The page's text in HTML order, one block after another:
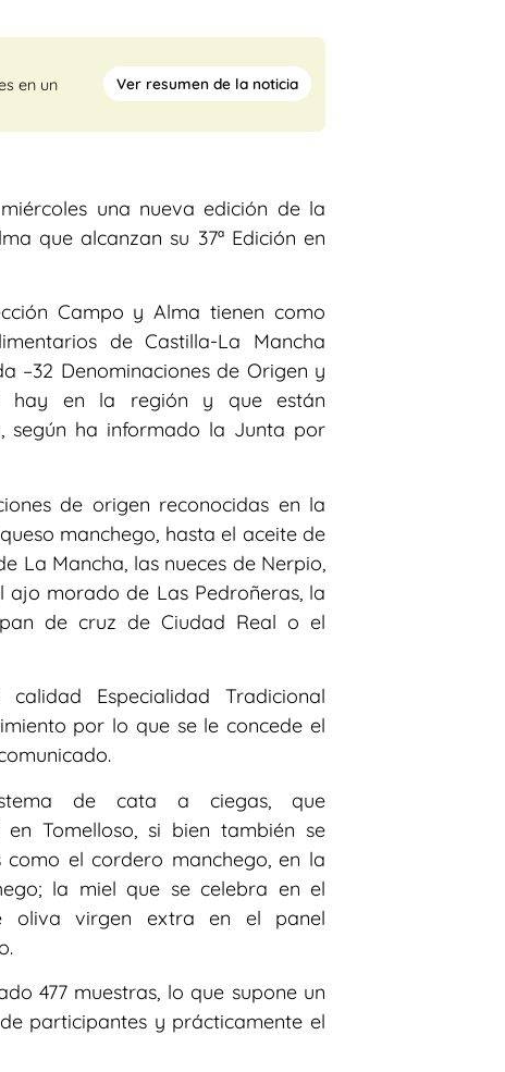
en un
Ver resumen de la noticia
una nueva edición de la
que alcanzan su 37ª Edición en
Campo y Alma tienen como
de Castilla-La Mancha
–32 Denominaciones de Origen y
hay en la región y que están
según ha informado la Junta por
de origen reconocidas en la
manchego, hasta el aceite de
La Mancha, las nueces de Nerpio,
ajo morado de Las Pedroñeras, la
de cruz de Ciudad Real o el
Especialidad Tradicional
por lo que se le concede el
de cata a ciegas, que
Tomelloso, si bien también se
el cordero manchego, en la
la miel que se celebra en el
oliva virgen extra en el panel
477 muestras, lo que supone un
participantes y prácticamente el